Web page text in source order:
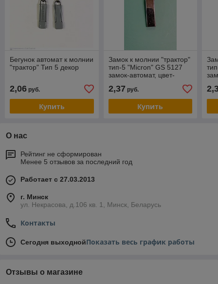
Бегунок автомат к молнии
"трактор" Тип 5 декор
2,06 руб.
Купить
Замок к молнии "трактор"
тип-5 "Micron" GS 5127
замок-автомат, цвет-
2,37 руб.
Купить
О нас
Рейтинг не сформирован
Менее 5 отзывов за последний год
Работает с 27.03.2013
г. Минск
ул. Некрасова, д.106 кв. 1, Минск, Беларусь
Контакты
Сегодня выходнойПоказать весь график работы
Отзывы о магазине